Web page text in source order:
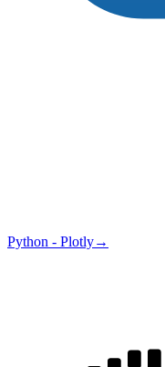
Python - Plotly→